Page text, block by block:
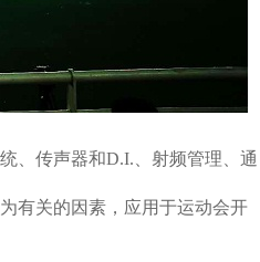
、传声器和D.I. 、射频管理、通
有关的因素，应用于运动会开